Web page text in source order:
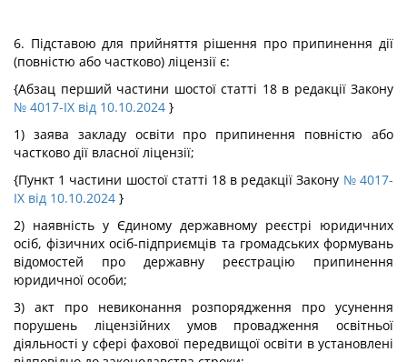
6. Підставою для прийняття рішення про припинення дії
(повністю або частково) ліцензії є:
{Абзац перший частини шостої статті 18 в редакції Закону
№ 4017-IX від 10.10.2024 }
1) заява закладу освіти про припинення повністю або
частково дії власної ліцензії;
{Пункт 1 частини шостої статті 18 в редакції Закону № 4017-
IX від 10.10.2024 }
2) наявність у Єдиному державному реєстрі юридичних
осіб, фізичних осіб-підприємців та громадських формувань
відомостей про державну реєстрацію припинення
юридичної особи;
3) акт про невиконання розпорядження про усунення
порушень ліцензійних умов провадження освітньої
діяльності у сфері фахової передвищої освіти в установлені